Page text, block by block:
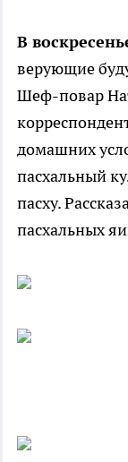
В
верующие
Шеф-повар
домаш­них
пасхальный
пасху.
пасхальных